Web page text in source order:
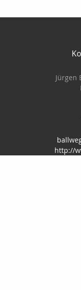
Jürgen
http://